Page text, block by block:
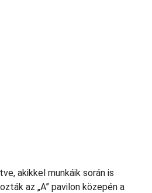
akikkel munkáik során is
az „A” pavilon közepén a